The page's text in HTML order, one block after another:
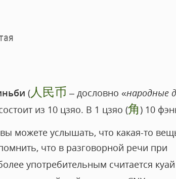
(人民币 – дословно «народные
из 10 цзяо. В 1 цзяо (角) 10
можете услышать, что какая-то
что в разговорной речи при
употребительным считается